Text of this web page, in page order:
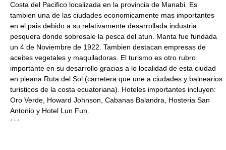
Costa del Pacifico localizada en la provincia de Manabi. Es
tambien una de las ciudades economicamente mas importantes
en el pais debido a su relativamente desarrollada industria
pesquera donde sobresale la pesca del atun. Manta fue fundada
un 4 de Noviembre de 1922. Tambien destacan empresas de
aceites vegetales y maquiladoras. El turismo es otro rubro
importante en su desarrollo gracias a lo localidad de esta ciudad
en pleana Ruta del Sol (carretera que une a ciudades y balnearios
turisticos de la costa ecuatoriana). Hoteles importantes incluyen:
Oro Verde, Howard Johnson, Cabanas Balandra, Hosteria San
Antonio y Hotel Lun Fun.
* * *